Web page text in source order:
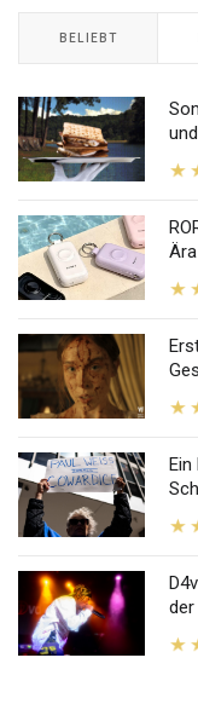
BELIEBT
der